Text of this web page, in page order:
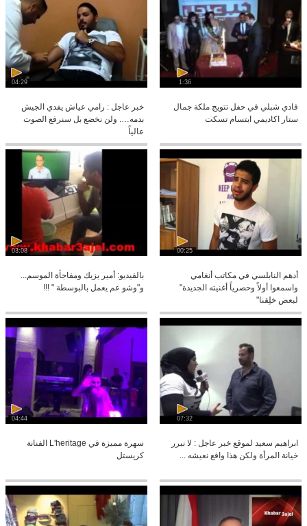
1:36
فادي شبلي في حفل تتويج ملكة جمال
ستار اكاديمي ابتسام تسكت
04:29
خبر عاجل : رامي عياش يفدي الجيش
بدمه…. ولن نخضع بل سنرفع الصوت
عالياً
00:25
أدهم النابلسي في مكاتب أنغامي
واسمعوا أولاً وحصرياً أغنيته الجديدة"
لبعض خلِقنا"
03:08
بالفيديو: أمير يزبك ومفاجأة الموسم...
و"وشو عم يعمل بالبوسطة " !!!
07:32
ابراهيم سعيد لموقع خبر عاجل : لا نبرر
خيانة المرأة ولكن هذا واقع نعيشه ...
04:44
سهرة مميزة في L'heritage الفنانة
كريستل